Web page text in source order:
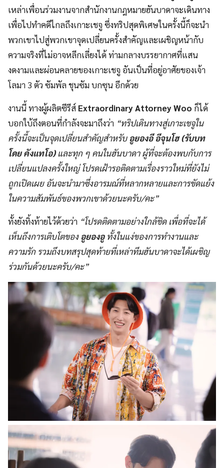
เหล่าเพื่อนร่วมงานจากสำนักงานกฎหมายฮันบาดาจะเดินทาง
เพื่อไปทำคดีไกลถึงเกาะเชจู ซึ่งทริปสุดพิเศษในครั้งนี้ก็จะนำ
พวกเขาไปสู่พวกเขาจุดเปลี่ยนครั้งสำคัญและเผชิญหน้ากับ
ความจริงที่ไม่อาจหลีกเลี่ยงได้ ท่ามกลางบรรยากาศที่แสน
งดงามและผ่อนคลายของเกาะเชจู อันเป็นที่อยู่อาศัยของเจ้า
โลมา 3 ตัว ซัมพัล ชุนซัม บกซุน อีกด้วย
งานนี้ ทางผู้ผลิตซีรีส์ Extraordinary Attorney Woo ก็ได้
บอกใบ้ถึงตอนที่กำลังจะมาถึงว่า “ทริปเดินทางสู่เกาะเชจูใน
ครั้งนี้จะเป็นจุดเปลี่ยนสำคัญสำหรับ อูยองอี อีจุนโฮ (รับบท
โดย คังแทโอ)และทุก ๆ คนในฮันบาดา ผู้ที่จะต้องพบกับการ
เปลี่ยนแปลงครั้งใหญ่ โปรดเฝ้ารอติดตามเรื่องราวใหม่ที่ยังไม่
ถูกเปิดเผย อันจะนำมาซึ่งอารมณ์ที่หลากหลายและการขัดแย้ง
ในความสัมพันธ์ของพวกเขาด้วยนะครับ/คะ”
ทั้งยังทิ้งท้ายไว้ด้วยว่า “โปรดติดตามอย่างใกล้ชิด เพื่อที่จะได้
เห็นถึงการเติบโตของ อูยองอูทั้งในแง่ของการทำงานและ
ความรัก รวมถึงบทสรุปสุดท้ายที่เหล่าทีมฮันบาดาจะได้เผชิญ
ร่วมกันด้วยนะครับ/คะ”